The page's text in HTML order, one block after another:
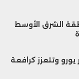
الشرق الأوسط
إسبانيا تتجاوز 1.5 مليار يورو وتتعزز كرافعة